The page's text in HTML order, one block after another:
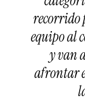
recorrido
equipo al
y van
afrontar